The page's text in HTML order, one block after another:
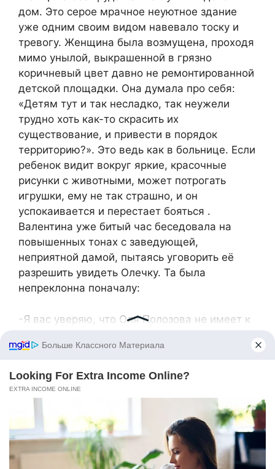
дом. Это серое мрачное неуютное здание
уже одним своим видом навевало тоску и
тревогу. Женщина была возмущена, проходя
мимо унылой, выкрашенной в грязно
коричневый цвет давно не ремонтированной
детской площадки. Она думала про себя:
«Детям тут и так несладко, так неужели
трудно хоть как-то скрасить их
существование, и привести в порядок
территорию?». Это ведь как в больнице. Если
ребенок видит вокруг яркие, красочные
рисунки с животными, может потрогать
игрушки, ему не так страшно, и он
успокаивается и перестает бояться .
Валентина уже битый час беседовала на
повышенных тонах с заведующей,
неприятной дамой, пытаясь уговорить её
разрешить увидеть Олечку. Та была
непреклонна поначалу:
-Я вас уверяю, что Оля Полозова не имеет к
умерла, а отчим её пил и издевался над
то, что она вам сказала, не более чем
детские фантазии. Так что не стоит её
будоражить понапрасну. Зачем давать
ребенку ложные надежды? Тем более, что
вы ей официально не родственница.